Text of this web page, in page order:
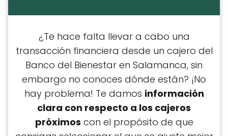
¿Te hace falta llevar a cabo una
transacción financiera desde un cajero del
Banco del Bienestar en Salamanca, sin
embargo no conoces dónde están? ¡No
hay problema! Te damos información
clara con respecto a los cajeros
próximos con el propósito de que